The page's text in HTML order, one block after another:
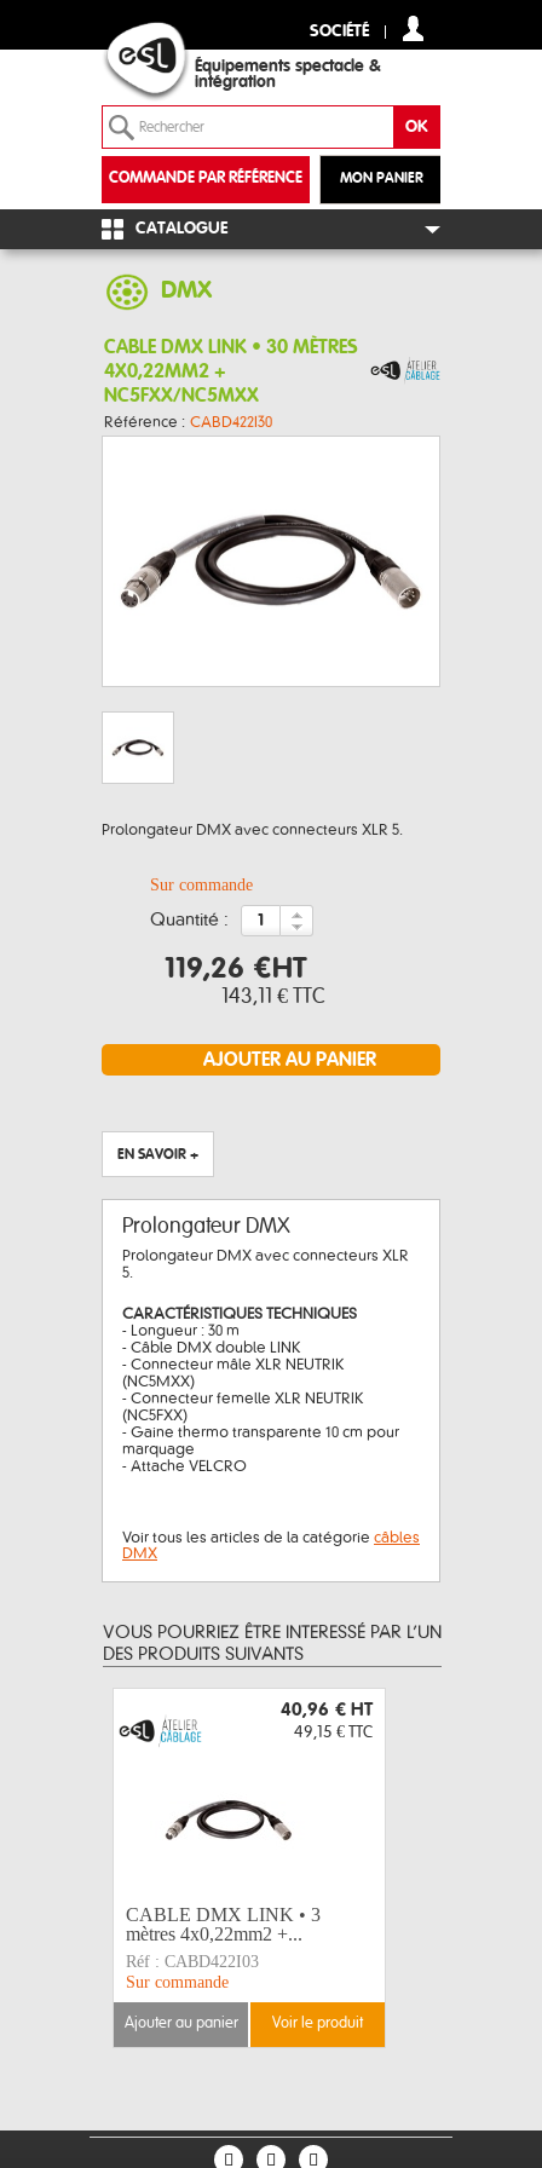
SOCIÉTÉ
Équipements spectacle &
intégration
MON PANIER
COMMANDE PAR RÉFÉRENCE
+
CATALOGUE
DMX
CABLE DMX LINK • 30 MÈTRES
4X0,22MM2 +
NC5FXX/NC5MXX
Référence : CABD422I30
Prolongateur DMX avec connecteurs XLR 5.
Sur commande
quantité :
119,26 €HT
143,11 € TTC
EN SAVOIR +
Prolongateur DMX
Prolongateur DMX avec connecteurs XLR
5.
CARACTÉRISTIQUES TECHNIQUES
- Longueur : 30 m
- Câble DMX double LINK
- Connecteur mâle XLR NEUTRIK
(NC5MXX)
- Connecteur femelle XLR NEUTRIK
(NC5FXX)
- Gaine thermo transparente 10 cm pour
marquage
- Attache VELCRO
Voir tous les articles de la catégorie câbles
DMX
VOUS POURRIEZ ÊTRE INTERESSÉ PAR L’UN
DES PRODUITS SUIVANTS
40,96 € HT
49,15 € TTC
CABLE DMX LINK • 3
mètres 4x0,22mm2 +...
Réf : CABD422I03
Sur commande
ajouter au panier voir le produit